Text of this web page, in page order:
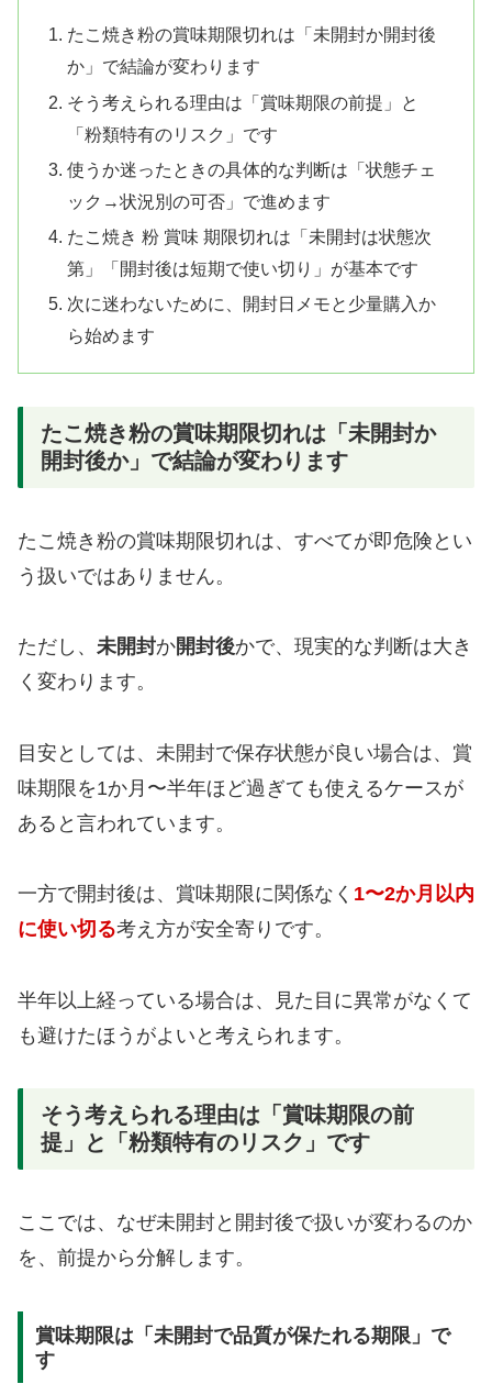
たこ焼き粉の賞味期限切れは「未開封か開封後
か」で結論が変わります
そう考えられる理由は「賞味期限の前提」と
「粉類特有のリスク」です
使うか迷ったときの具体的な判断は「状態チェ
ック→状況別の可否」で進めます
たこ焼き 粉 賞味 期限切れは「未開封は状態次
第」「開封後は短期で使い切り」が基本です
次に迷わないために、開封日メモと少量購入か
ら始めます
たこ焼き粉の賞味期限切れは「未開封か
開封後か」で結論が変わります
たこ焼き粉の賞味期限切れは、すべてが即危険とい
う扱いではありません。
ただし、 未開封か開封後かで、現実的な判断は大き
く変わります。
目安としては、未開封で保存状態が良い場合は、賞
味期限を1か月〜半年ほど過ぎても使えるケースが
あると言われています。
一方で開封後は、賞味期限に関係なく 1〜2か月以内
に使い切る考え方が安全寄りです。
半年以上経っている場合は、見た目に異常がなくて
も避けたほうがよいと考えられます。
そう考えられる理由は「賞味期限の前
提」と「粉類特有のリスク」です
ここでは、なぜ未開封と開封後で扱いが変わるのか
を、前提から分解します。
賞味期限は「未開封で品質が保たれる期限」で
す